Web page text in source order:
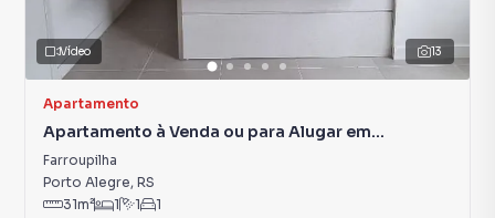
13
Vídeo
Apartamento
Apartamento à Venda ou para Alugar em
Farroupilha
Farroupilha
Porto Alegre, RS
31m² 1 1 1